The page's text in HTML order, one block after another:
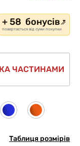
+ 58 бонусів
повертається від суми покупки
ЧАСТИНАМИ
Таблиця розмірів